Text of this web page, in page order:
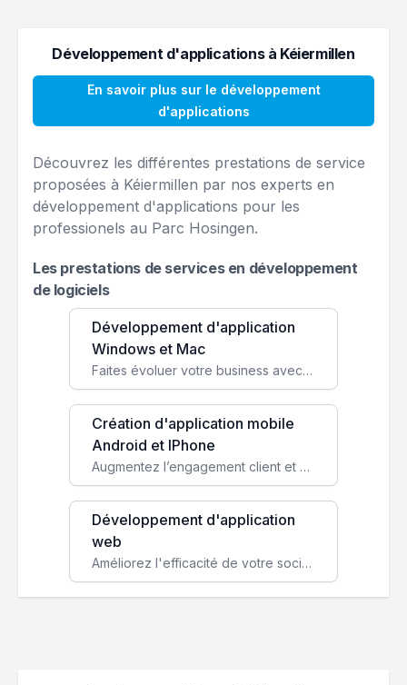
Développement d'applications à Kéiermillen
En savoir plus sur le développement
d'applications
Découvrez les différentes prestations de service
proposées à Kéiermillen par nos experts en
développement d'applications pour les
professionels au Parc Hosingen.
Les prestations de services en développement
de logiciels
Développement d'application
Windows et Mac
Faites évoluer votre business avec des solutions logicielles personnalisées, parfaitement adaptées à vos besoins spécifiques.
Création d'application mobile
Android et IPhone
Augmentez l’engagement client et simplifiez vos processus avec une application mobile sur mesure, disponible sur iOS et Android.
Développement d'application
web
Améliorez l'efficacité de votre société avec une application web personnalisée accessible partout et tout le temps.